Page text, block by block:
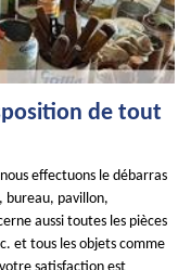
de tout
effectuons le débarras
bureau, pavillon,
aussi toutes les pièces
et tous les objets comme